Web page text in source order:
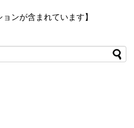
ンが含まれています】